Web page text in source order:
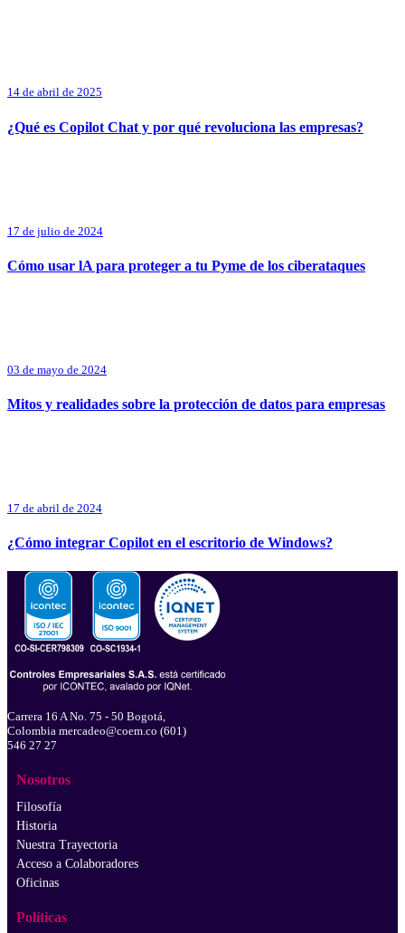
14 de abril de 2025
¿Qué es Copilot Chat y por qué revoluciona las empresas?
17 de julio de 2024
Cómo usar lA para proteger a tu Pyme de los ciberataques
03 de mayo de 2024
Mitos y realidades sobre la protección de datos para empresas
17 de abril de 2024
¿Cómo integrar Copilot en el escritorio de Windows?
Carrera 16 A No. 75 - 50 Bogotá,
Colombia mercadeo@coem.co (601)
546 27 27
Nosotros
Filosofía
Historia
Nuestra Trayectoria
Acceso a Colaboradores
Oficinas
Políticas